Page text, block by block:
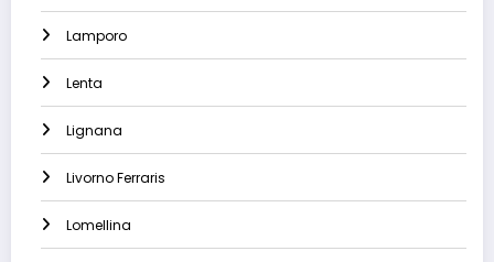
Lamporo
Lenta
Lignana
Livorno Ferraris
Lomellina